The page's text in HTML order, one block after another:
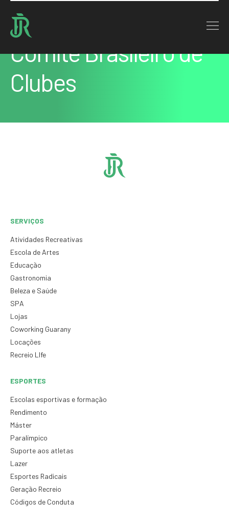
Home : Serviços
Comitê Brasileiro de
Clubes
SERVIÇOS
Atividades Recreativas
Escola de Artes
Educação
Gastronomia
Beleza e Saúde
SPA
Lojas
Coworking Guarany
Locações
Recreio LIfe
ESPORTES
Escolas esportivas e formação
Rendimento
Máster
Paralímpico
Suporte aos atletas
Lazer
Esportes Radicais
Geração Recreio
Códigos de Conduta